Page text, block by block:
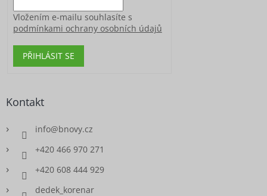
Vložením e-mailu souhlasíte s
podmínkami ochrany osobních údajů
PŘIHLÁSIT SE
Kontakt
info@bnovy.cz
+420 466 970 271
+420 608 444 929
dedek_korenar